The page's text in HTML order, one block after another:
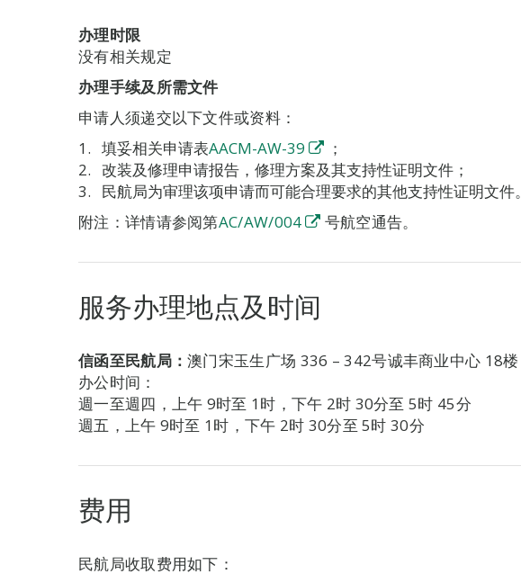
办理时限
没有相关规定
办理手续及所需文件
申请人须递交以下文件或资料：
填妥相关申请表AACM-AW-39
；
改装及修理申请报告，修理方案及其支持性证明文件；
民航局为审理该项申请而可能合理要求的其他支持性证明文件。
附注：详情请参阅第AC/AW/004 号航空通告。
服务办理地点及时间
信函至民航局：澳门宋玉生广场 336 – 342号诚丰商业中心 18楼
办公时间：
週一至週四，上午 9时至 1时，下午 2时 30分至 5时 45分
週五，上午 9时至 1时，下午 2时 30分至 5时 30分
费用
民航局收取费用如下：